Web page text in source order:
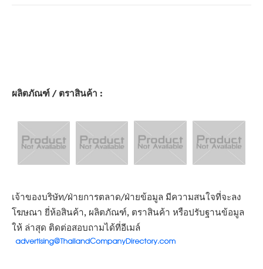
ผลิตภัณฑ์ / ตราสินค้า :
เจ้าของบริษัท/ฝ่ายการตลาด/ฝ่ายข้อมูล มีความสนใจที่จะลง
โฆษณา ยี่ห้อสินค้า, ผลิตภัณฑ์, ตราสินค้า หรือปรับฐานข้อมูล
ให้ ล่าสุด ติดต่อสอบถามได้ที่อีเมล์